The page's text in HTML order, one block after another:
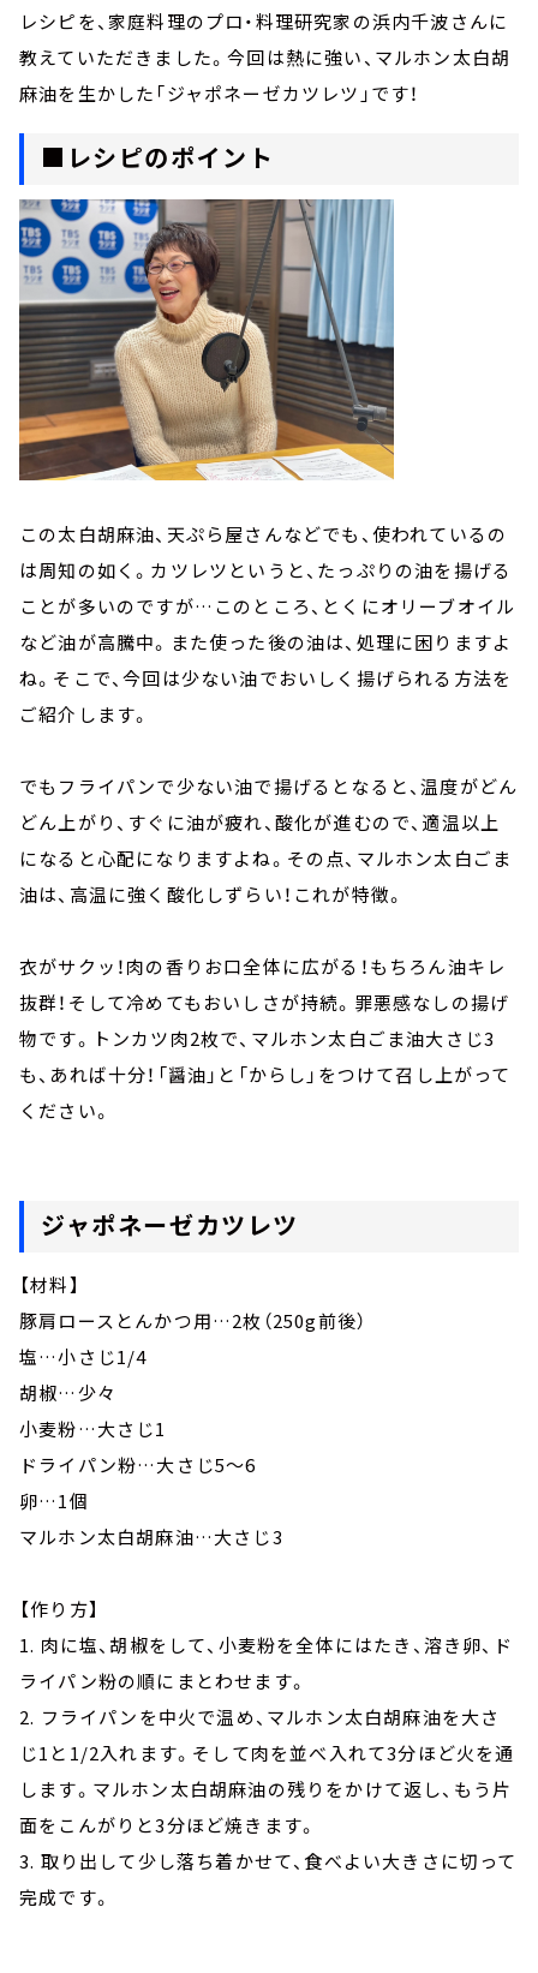
レシピを、家庭料理のプロ・料理研究家の浜内千波さんに
教えていただきました。今回は熱に強い、マルホン太白胡
麻油を生かした「ジャポネーゼカツレツ」です！
■レシピのポイント
この太白胡麻油、天ぷら屋さんなどでも、使われているの
は周知の如く。カツレツというと、たっぷりの油を揚げる
ことが多いのですが…このところ、とくにオリーブオイル
など油が高騰中。また使った後の油は、処理に困りますよ
ね。そこで、今回は少ない油でおいしく揚げられる方法を
ご紹介します。
でもフライパンで少ない油で揚げるとなると、温度がどん
どん上がり、すぐに油が疲れ、酸化が進むので、適温以上
になると心配になりますよね。その点、マルホン太白ごま
油は、高温に強く酸化しずらい！これが特徴。
衣がサクッ！肉の香りお口全体に広がる！もちろん油キレ
抜群！そして冷めてもおいしさが持続。罪悪感なしの揚げ
物です。トンカツ肉2枚で、マルホン太白ごま油大さじ3
も、あれば十分！「醤油」と「からし」をつけて召し上がって
ください。
ジャポネーゼカツレツ
【材料】
豚肩ロースとんかつ用…2枚（250g前後）
塩…小さじ1/4
胡椒…少々
小麦粉…大さじ1
ドライパン粉…大さじ5～6
卵…1個
マルホン太白胡麻油…大さじ3
【作り方】
1. 肉に塩、胡椒をして、小麦粉を全体にはたき、溶き卵、ド
ライパン粉の順にまとわせます。
2. フライパンを中火で温め、マルホン太白胡麻油を大さ
じ1と1/2入れます。そして肉を並べ入れて3分ほど火を通
します。マルホン太白胡麻油の残りをかけて返し、もう片
面をこんがりと3分ほど焼きます。
3. 取り出して少し落ち着かせて、食べよい大きさに切って
完成です。